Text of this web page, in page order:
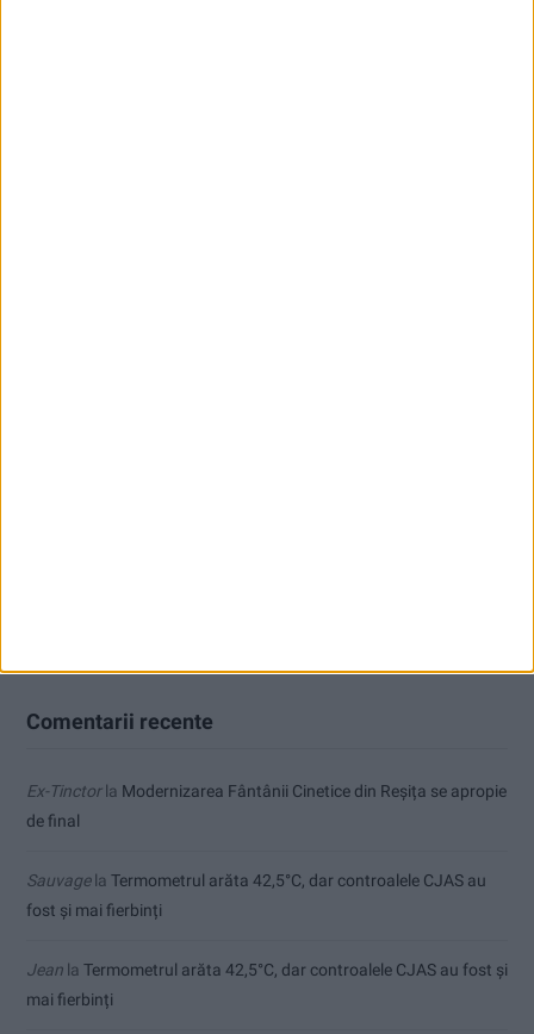
Comentarii recente
Ex-Tinctorla Modernizarea Fântânii Cinetice din Reșița se apropie
de final
Sauvagela Termometrul arăta 42,5°C, dar controalele CJAS au
fost și mai fierbinți
Jean la Termometrul arăta 42,5°C, dar controalele CJAS au fost și
mai fierbinți